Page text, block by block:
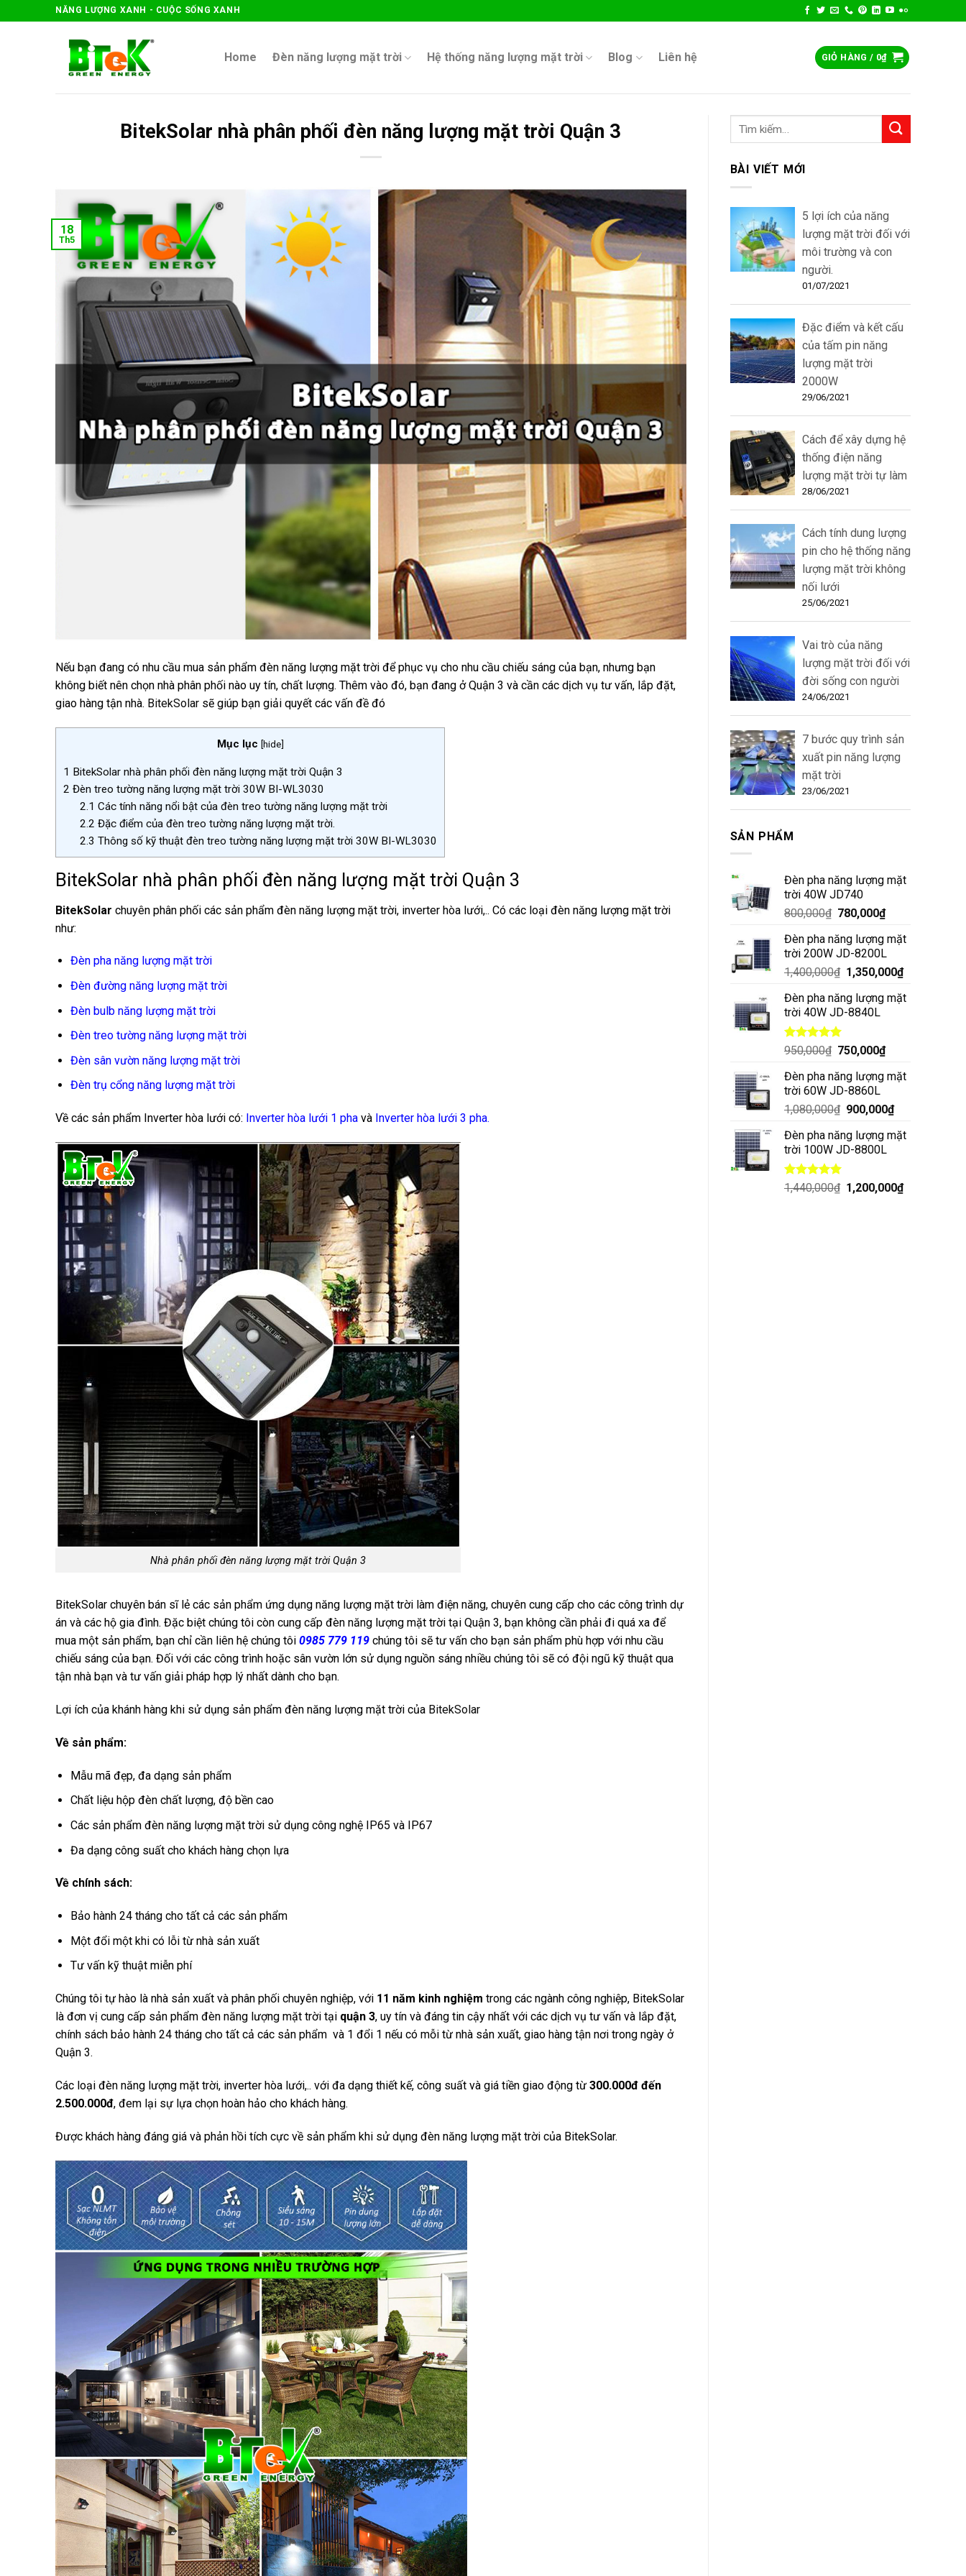
NĂNG LƯỢNG XANH - CUỘC SỐNG XANH
Home Đèn năng lượng mặt trời Hệ thống năng lượng mặt trời Blog Liên hệ GIỎ HÀNG / 0₫
BitekSolar nhà phân phối đèn năng lượng mặt trời Quận 3
18
Th5
Nếu bạn đang có nhu cầu mua sản phẩm đèn năng lượng mặt trời để phục vụ cho nhu cầu chiếu sáng của bạn, nhưng bạn
không biết nên chọn nhà phân phối nào uy tín, chất lượng. Thêm vào đó, bạn đang ở Quận 3 và cần các dịch vụ tư vấn, lắp đặt,
giao hàng tận nhà. BitekSolar sẽ giúp bạn giải quyết các vấn đề đó
Mục lục [hide]
1 BitekSolar nhà phân phối đèn năng lượng mặt trời Quận 3
2 Đèn treo tường năng lượng mặt trời 30W BI-WL3030
2.1 Các tính năng nổi bật của đèn treo tường năng lượng mặt trời
2.2 Đặc điểm của đèn treo tường năng lượng mặt trời.
2.3 Thông số kỹ thuật đèn treo tường năng lượng mặt trời 30W BI-WL3030
BitekSolar nhà phân phối đèn năng lượng mặt trời Quận 3
BitekSolar chuyên phân phối các sản phẩm đèn năng lượng mặt trời, inverter hòa lưới,.. Có các loại đèn năng lượng mặt trời
như:
Đèn pha năng lượng mặt trời
Đèn đường năng lượng mặt trời
Đèn bulb năng lượng mặt trời
Đèn treo tường năng lượng mặt trời
Đèn sân vườn năng lượng mặt trời
Đèn trụ cổng năng lượng mặt trời
Về các sản phẩm Inverter hòa lưới có: Inverter hòa lưới 1 pha và Inverter hòa lưới 3 pha.
Nhà phân phối đèn năng lượng mặt trời Quận 3
BitekSolar chuyên bán sĩ lẻ các sản phẩm ứng dụng năng lượng mặt trời làm điện năng, chuyên cung cấp cho các công trình dự
án và các hộ gia đình. Đặc biệt chúng tôi còn cung cấp đèn năng lượng mặt trời tại Quận 3, bạn không cần phải đi quá xa để
mua một sản phẩm, bạn chỉ cần liên hệ chúng tôi 0985 779 119 chúng tôi sẽ tư vấn cho bạn sản phẩm phù hợp với nhu cầu
chiếu sáng của bạn. Đối với các công trình hoặc sân vườn lớn sử dụng nguồn sáng nhiều chúng tôi sẽ có đội ngũ kỹ thuật qua
tận nhà bạn và tư vấn giải pháp hợp lý nhất dành cho bạn.
Lợi ích của khánh hàng khi sử dụng sản phẩm đèn năng lượng mặt trời của BitekSolar
Về sản phẩm:
Mẫu mã đẹp, đa dạng sản phẩm
Chất liệu hộp đèn chất lượng, độ bền cao
Các sản phẩm đèn năng lượng mặt trời sử dụng công nghệ IP65 và IP67
Đa dạng công suất cho khách hàng chọn lựa
Về chính sách:
Bảo hành 24 tháng cho tất cả các sản phẩm
Một đổi một khi có lỗi từ nhà sản xuất
Tư vấn kỹ thuật miễn phí
Chúng tôi tự hào là nhà sản xuất và phân phối chuyên nghiệp, với 11 năm kinh nghiệm trong các ngành công nghiệp, BitekSolar
là đơn vị cung cấp sản phẩm đèn năng lượng mặt trời tại quận 3, uy tín và đáng tin cậy nhất với các dịch vụ tư vấn và lắp đặt,
chính sách bảo hành 24 tháng cho tất cả các sản phẩm và 1 đổi 1 nếu có mỗi từ nhà sản xuất, giao hàng tận nơi trong ngày ở
Quận 3.
Các loại đèn năng lượng mặt trời, inverter hòa lưới,.. với đa dạng thiết kế, công suất và giá tiền giao động từ 300.000đ đến
2.500.000đ, đem lại sự lựa chọn hoàn hảo cho khách hàng.
Được khách hàng đáng giá và phản hồi tích cực về sản phẩm khi sử dụng đèn năng lượng mặt trời của BitekSolar.
BÀI VIẾT MỚI
5 lợi ích của năng
lượng mặt trời đối với
môi trường và con
người.
01/07/2021
Đặc điểm và kết cấu
của tấm pin năng
lượng mặt trời
2000W
29/06/2021
Cách để xây dựng hệ
thống điện năng
lượng mặt trời tự làm
28/06/2021
Cách tính dung lượng
pin cho hệ thống năng
lượng mặt trời không
nối lưới
25/06/2021
Vai trò của năng
lượng mặt trời đối với
đời sống con người
24/06/2021
7 bước quy trình sản
xuất pin năng lượng
mặt trời
23/06/2021
SẢN PHẨM
Đèn pha năng lượng mặt
trời 40W JD740
800,000₫ 780,000₫
Đèn pha năng lượng mặt
trời 200W JD-8200L
1,400,000₫ 1,350,000₫
Đèn pha năng lượng mặt
trời 40W JD-8840L
Được xếp
5.00
5 sao
950,000₫ 750,000₫
Đèn pha năng lượng mặt
trời 60W JD-8860L
1,080,000₫ 900,000₫
Đèn pha năng lượng mặt
trời 100W JD-8800L
Được xếp
1,440,000₫ 1,200,000₫